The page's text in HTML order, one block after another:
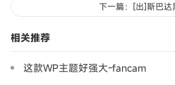
下一篇：[出]斯巴达
相关推荐
这款WP主题好强大-fancam